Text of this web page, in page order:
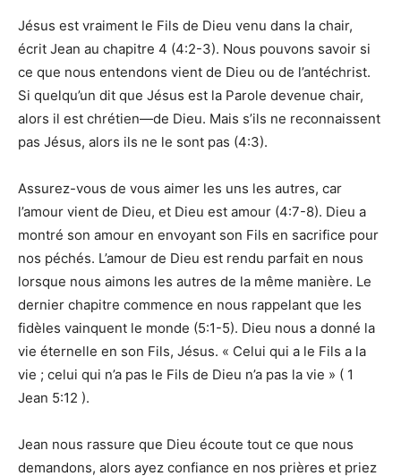
Jésus est vraiment le Fils de Dieu venu dans la chair,
écrit Jean au chapitre 4 (4:2-3). Nous pouvons savoir si
ce que nous entendons vient de Dieu ou de l’antéchrist.
Si quelqu’un dit que Jésus est la Parole devenue chair,
alors il est chrétien—de Dieu. Mais s’ils ne reconnaissent
pas Jésus, alors ils ne le sont pas (4:3).
Assurez-vous de vous aimer les uns les autres, car
l’amour vient de Dieu, et Dieu est amour (4:7-8). Dieu a
montré son amour en envoyant son Fils en sacrifice pour
nos péchés. L’amour de Dieu est rendu parfait en nous
lorsque nous aimons les autres de la même manière. Le
dernier chapitre commence en nous rappelant que les
fidèles vainquent le monde (5:1-5). Dieu nous a donné la
vie éternelle en son Fils, Jésus. « Celui qui a le Fils a la
vie ; celui qui n’a pas le Fils de Dieu n’a pas la vie » ( 1
Jean 5:12 ).
Jean nous rassure que Dieu écoute tout ce que nous
demandons, alors ayez confiance en nos prières et priez